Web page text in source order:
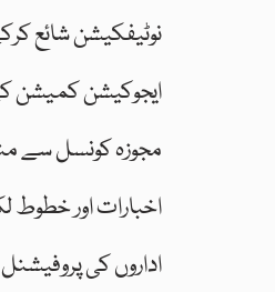
نوٹیفکیشن شائع
ایجوکیشن کمیشن
مجوزہ کونسل سے
اخبارات اور
اداروں کی